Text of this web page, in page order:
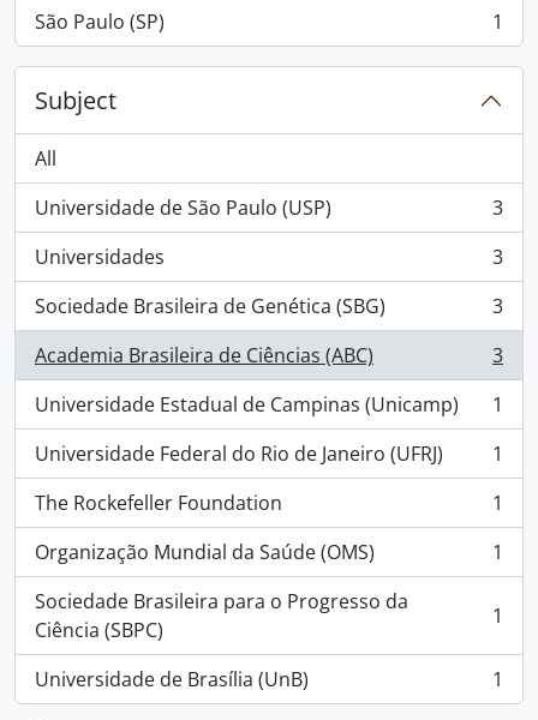
São Paulo (SP)
, 1 results 1
Subject
All
Universidade de São Paulo (USP)
, 3 results
3
Universidades
, 3 results
3
Sociedade Brasileira de Genética (SBG)
, 3 results
3
Academia Brasileira de Ciências (ABC)
, 3 results
3
Universidade Estadual de Campinas (Unicamp)
, 1 results
1
Universidade Federal do Rio de Janeiro (UFRJ)
, 1 results
1
The Rockefeller Foundation
, 1 results
1
Organização Mundial da Saúde (OMS)
, 1 results
1
Sociedade Brasileira para o Progresso da
Ciência (SBPC)
, 1 results 1
Universidade de Brasília (UnB)
, 1 results 1